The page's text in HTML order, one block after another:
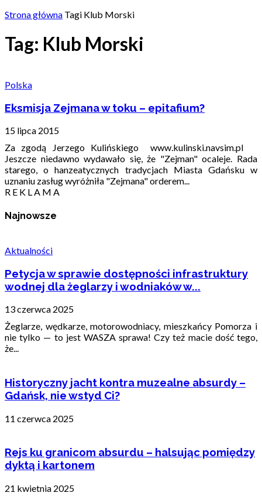
Strona główna Tagi Klub Morski
Tag: Klub Morski
Polska
Eksmisja Zejmana w toku – epitafium?
15 lipca 2015
Za zgodą Jerzego Kulińskiego www.kulinski.navsim.pl
Jeszcze niedawno wydawało się, że "Zejman" ocaleje. Rada
starego, o hanzeatycznych tradycjach Miasta Gdańsku w
uznaniu zasług wyróżniła "Zejmana" orderem...
R E K L A M A
Najnowsze
Aktualności
Petycja w sprawie dostępności infrastruktury
wodnej dla żeglarzy i wodniaków w...
13 czerwca 2025
Żeglarze, wędkarze, motorowodniacy, mieszkańcy Pomorza i
nie tylko — to jest WASZA sprawa! Czy też macie dość tego,
że...
Historyczny jacht kontra muzealne absurdy –
Gdańsk, nie wstyd Ci?
11 czerwca 2025
Rejs ku granicom absurdu – halsując pomiędzy
dyktą i kartonem
21 kwietnia 2025